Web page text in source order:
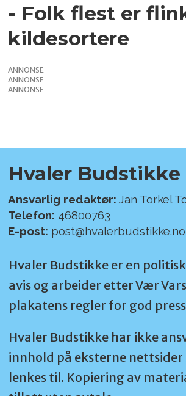
- Folk flest er
kildesortere
ANNONSE
ANNONSE
ANNONSE
Hvaler Budstikke
Ansvarlig redaktør: Jan Torkel
Telefon: 46800763
E-post: post@hvalerbudstikke.no
Hvaler Budstikke er en
avis og arbeider etter Vær
plakatens regler for god
Hvaler Budstikke har ikke
innhold på eksterne nettsider
lenkes til. Kopiering av